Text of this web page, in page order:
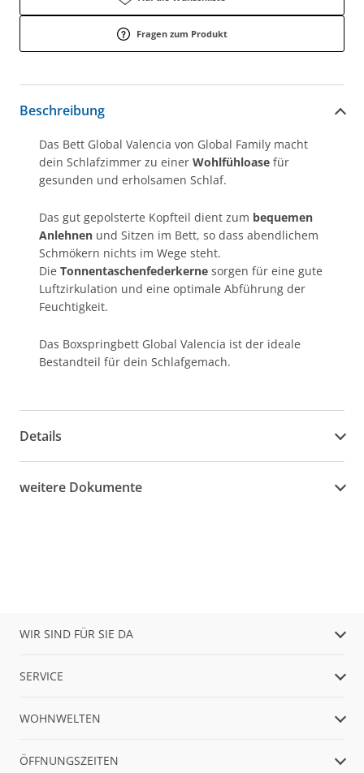
Fragen zum Produkt
Beschreibung
Das Bett Global Valencia von Global Family macht
dein Schlafzimmer zu einer Wohlfühloase für
gesunden und erholsamen Schlaf.
Das gut gepolsterte Kopfteil dient zum bequemen
Anlehnen und Sitzen im Bett, so dass abendlichem
Schmökern nichts im Wege steht.
Die Tonnentaschenfederkerne sorgen für eine gute
Luftzirkulation und eine optimale Abführung der
Feuchtigkeit.
Das Boxspringbett Global Valencia ist der ideale
Bestandteil für dein Schlafgemach.
Details
weitere Dokumente
WIR SIND FÜR SIE DA
SERVICE
WOHNWELTEN
ÖFFNUNGSZEITEN